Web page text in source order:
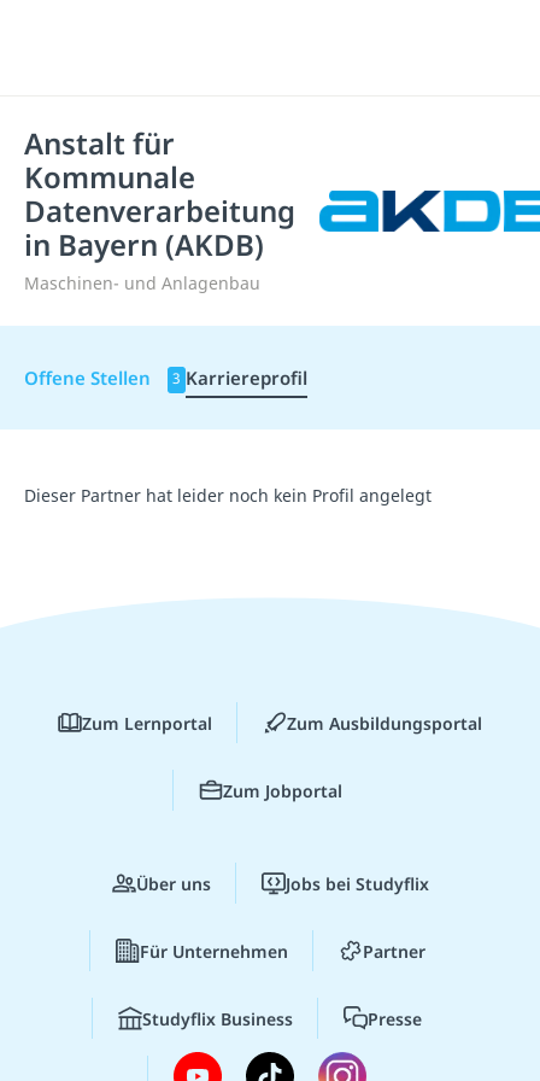
Anstalt für
Kommunale
Datenverarbeitung
in Bayern (AKDB)
Maschinen- und Anlagenbau
Offene Stellen 3 Karriereprofil
Dieser Partner hat leider noch kein Profil angelegt
Zum Lernportal Zum Ausbildungsportal
Zum Jobportal
Über uns Jobs bei Studyflix
Für Unternehmen Partner
Studyflix Business Presse